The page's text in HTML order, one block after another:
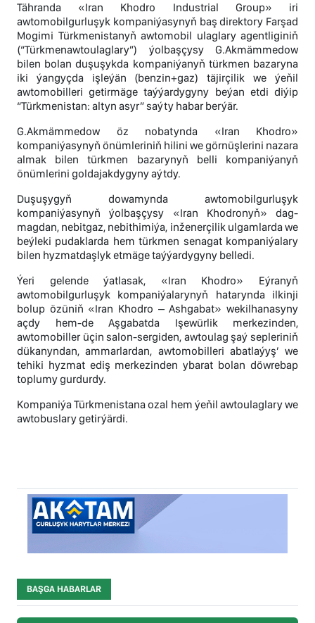
Tähranda «Iran Khodro Industrial Group» iri
awtomobilgurluşyk kompaniýasynyň baş direktory Farşad
Mogimi Türkmenistanyň awtomobil ulaglary agentliginiň
(“Türkmenawtoulaglary”) ýolbaşçysy G.Akmämmedow
bilen bolan duşuşykda kompaniýanyň türkmen bazaryna
iki ýangyçda işleýän (benzin+gaz) täjirçilik we ýeňil
awtomobilleri getirmäge taýýardygyny beýan etdi diýip
“Türkmenistan: altyn asyr” saýty habar berýär.
G.Akmämmedow öz nobatynda «Iran Khodro»
kompaniýasynyň önümleriniň hilini we görnüşlerini nazara
almak bilen türkmen bazarynyň belli kompaniýanyň
önümlerini goldajakdygyny aýtdy.
Duşuşygyň dowamynda awtomobilgurluşyk
kompaniýasynyň ýolbaşçysy «Iran Khodronyň» dag-
magdan, nebitgaz, nebithimiýa, inženerçilik ulgamlarda we
beýleki pudaklarda hem türkmen senagat kompaniýalary
bilen hyzmatdaşlyk etmäge taýýardygyny belledi.
Ýeri gelende ýatlasak, «Iran Khodro» Eýranyň
awtomobilgurluşyk kompaniýalarynyň hatarynda ilkinji
bolup özüniň «Iran Khodro – Ashgabat» wekilhanasyny
açdy hem-de Aşgabatda Işewürlik merkezinden,
awtomobiller üçin salon-sergiden, awtoulag şaý sepleriniň
dükanyndan, ammarlardan, awtomobilleri abatlaýyş’ we
tehiki hyzmat ediş merkezinden ybarat bolan döwrebap
toplumy gurdurdy.
Kompaniýa Türkmenistana ozal hem ýeňil awtoulaglary we
awtobuslary getirýärdi.
BAŞGA HABARLAR